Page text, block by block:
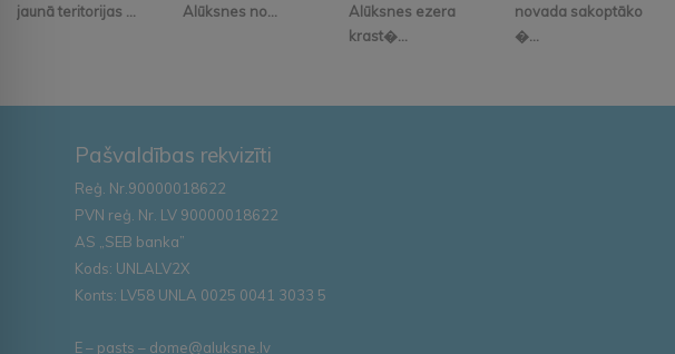
jaunā teritorijas ...
Alūksnes no...
Alūksnes ezera
krast�...
novada sakoptāko
�...
Pašvaldības rekvizīti
Reģ. Nr.90000018622
PVN reģ. Nr. LV 90000018622
AS „SEB banka”
Kods: UNLALV2X
Konts: LV58 UNLA 0025 0041 3033 5
E – pasts – dome@aluksne.lv